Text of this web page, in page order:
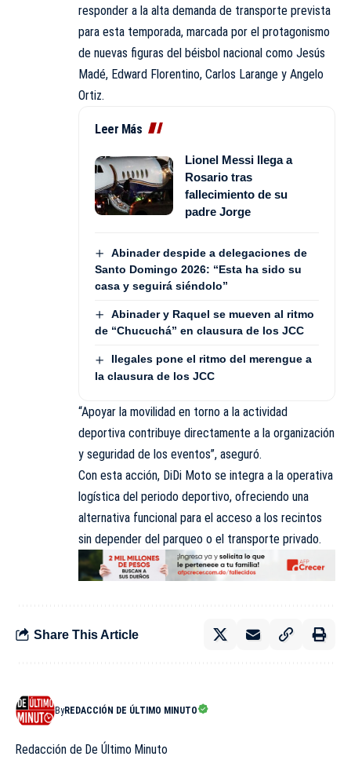
responder a la alta demanda de transporte prevista
para esta temporada, marcada por el protagonismo
de nuevas figuras del béisbol nacional como Jesús
Madé, Edward Florentino, Carlos Larange y Angelo
Ortiz.
Leer Más
Lionel Messi llega a
Rosario tras
fallecimiento de su
padre Jorge
Abinader despide a delegaciones de
Santo Domingo 2026: “Esta ha sido su
casa y seguirá siéndolo”
Abinader y Raquel se mueven al ritmo
de “Chucuchá” en clausura de los JCC
Ilegales pone el ritmo del merengue a
la clausura de los JCC
“Apoyar la movilidad en torno a la actividad
deportiva contribuye directamente a la organización
y seguridad de los eventos”, aseguró.
Con esta acción, DiDi Moto se integra a la operativa
logística del periodo deportivo, ofreciendo una
alternativa funcional para el acceso a los recintos
sin depender del parqueo o el transporte privado.
Share This Article
ByREDACCIÓN DE ÚLTIMO MINUTO
Redacción de De Último Minuto